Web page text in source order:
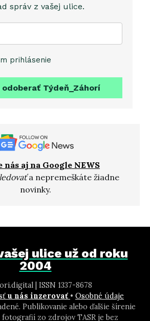
správ z vašej ulice.
prihlásenie
odoberať Týdeň_Záhorí
nás aj na Google NEWS
a nepremeškáte žiadne
novinky.
ulice už od roku
2004
| ISSN 1337-8678
u nás inzerovať • Osobné údaje
Publikovanie alebo ďalšie šírenie
zo zdrojov TASR je bez